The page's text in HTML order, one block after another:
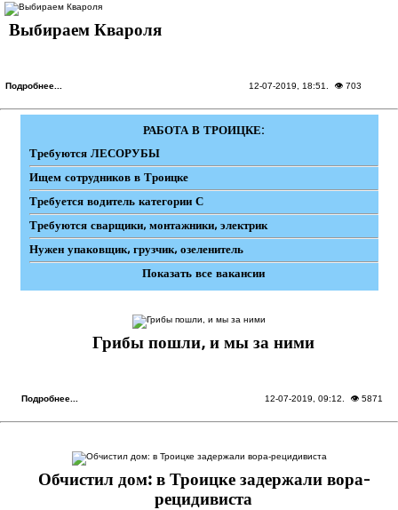
Выбираем Квароля
Подробнее... 12-07-2019, 18:51 . 👁 703
РАБОТА В ТРОИЦКЕ:
Требуются ЛЕСОРУБЫ
Ищем сотрудников в Троицке
Требуется водитель категории С
Требуются сварщики, монтажники, электрик
Нужен упаковщик, грузчик, озеленитель
Показать все вакансии
Грибы пошли, и мы за ними
Подробнее... 12-07-2019, 09:12 . 👁 5871
Обчистил дом: в Троицке задержали вора-
рецидивиста